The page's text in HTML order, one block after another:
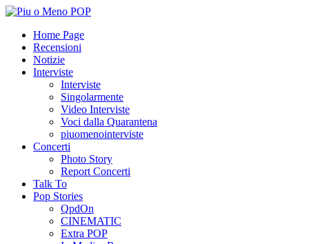
Home Page
Recensioni
Notizie
Interviste
Interviste
Singolarmente
Video Interviste
Voci dalla Quarantena
piuomenointerviste
Concerti
Photo Story
Report Concerti
Talk To
Pop Stories
QpdOn
CINEMATIC
Extra POP